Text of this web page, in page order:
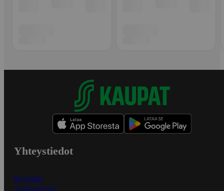
Yhteystiedot
Myymälät
Asiakaspalvelu